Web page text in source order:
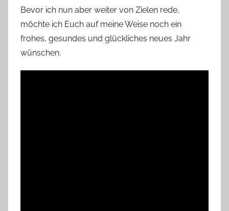
Bevor ich nun aber weiter von Zielen rede,
möchte ich Euch auf meine Weise noch ein
frohes, gesundes und glückliches neues Jahr
wünschen.